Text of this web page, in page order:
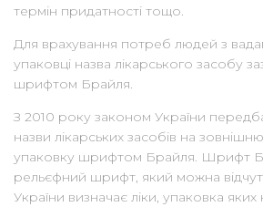
термін придатності тощо.
Для врахування потреб людей з
упаковці назва лікарського засобу
шрифтом Брайля.
З 2010 року законом України
назви лікарських засобів на
упаковку шрифтом Брайля. Шрифт
рельєфний шрифт, який можна
України визначає ліки, упаковка